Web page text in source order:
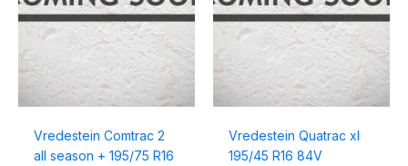
Vredestein Comtrac 2
all season + 195/75 R16
Vredestein Quatrac xl
195/45 R16 84V